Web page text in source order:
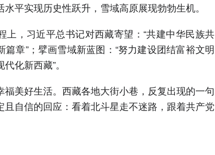
平实现历史性跃升，雪域高原展现勃勃生机。
上，习近平总书记对西藏寄望：“共建中华民族共
章”；擘画雪域新蓝图：“努力建设团结富裕文明
化新西藏”。
福美好生活。西藏各地大街小巷，反复出现的一句
且自信的回应：看着北斗星走不迷路，跟着共产党